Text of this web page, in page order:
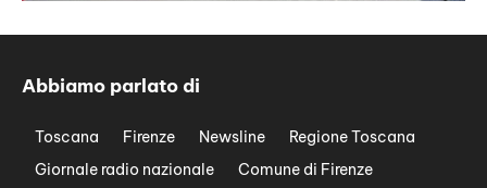
Abbiamo parlato di
Toscana Firenze Newsline
Regione Toscana
Giornale radio nazionale
Comune di Firenze